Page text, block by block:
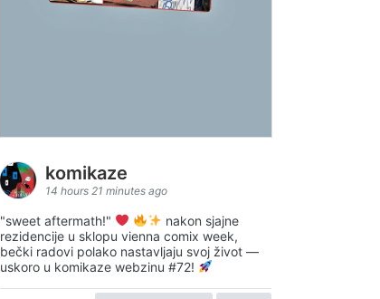
komikaze
14 hours 21 minutes ago
"sweet aftermath!"
nakon sjajne
rezidencije u sklopu vienna comix week,
bečki radovi polako nastavljaju svoj život —
uskoro u komikaze webzinu #72!